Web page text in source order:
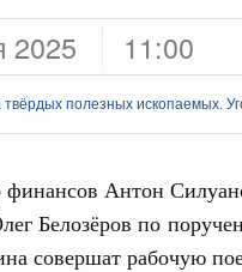
2025 11:00
полезных ископаемых.
Антон
Белозёров по
совершат рабочую
Государство
программы